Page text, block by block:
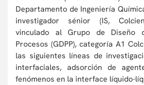
Departamento de Ingeniería
investigador sénior (IS,
vinculado al Grupo de Diseño
Procesos (GDPP), categoría A1
las siguientes líneas de
interfaciales, adsorción de
fenómenos en la interface líquido-